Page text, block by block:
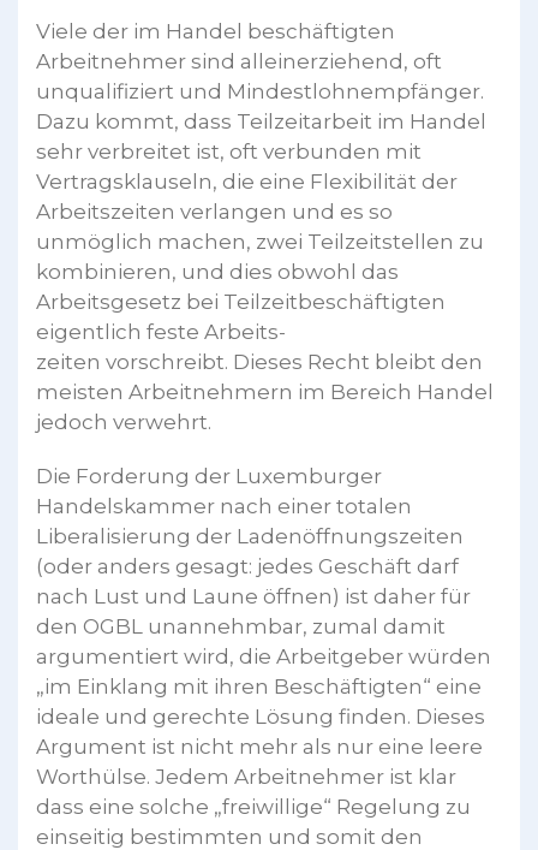
Viele der im Handel beschäftigten
Arbeitnehmer sind alleinerziehend, oft
unqualifiziert und Mindestlohnempfänger.
Dazu kommt, dass Teilzeitarbeit im Handel
sehr verbreitet ist, oft verbunden mit
Vertragsklauseln, die eine Flexibilität der
Arbeitszeiten verlangen und es so
unmöglich machen, zwei Teilzeitstellen zu
kombinieren, und dies obwohl das
Arbeitsgesetz bei Teilzeitbeschäftigten
eigentlich feste Arbeits-
zeiten vorschreibt. Dieses Recht bleibt den
meisten Arbeitnehmern im Bereich Handel
jedoch verwehrt.
Die Forderung der Luxemburger
Handelskammer nach einer totalen
Liberalisierung der Ladenöffnungszeiten
(oder anders gesagt: jedes Geschäft darf
nach Lust und Laune öffnen) ist daher für
den OGBL unannehmbar, zumal damit
argumentiert wird, die Arbeitgeber würden
„im Einklang mit ihren Beschäftigten“ eine
ideale und gerechte Lösung finden. Dieses
Argument ist nicht mehr als nur eine leere
Worthülse. Jedem Arbeitnehmer ist klar
dass eine solche „freiwillige“ Regelung zu
einseitig bestimmten und somit den